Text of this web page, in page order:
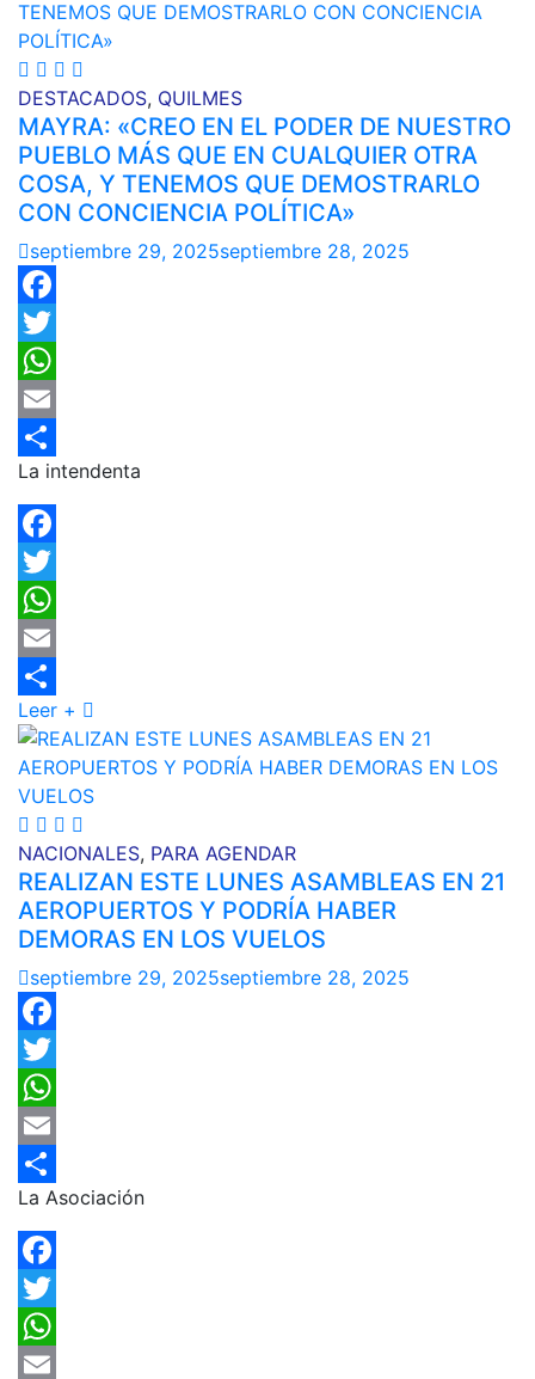
DESTACADOS, QUILMES
MAYRA: «CREO EN EL PODER DE NUESTRO
PUEBLO MÁS QUE EN CUALQUIER OTRA
COSA, Y TENEMOS QUE DEMOSTRARLO
CON CONCIENCIA POLÍTICA»
septiembre 29, 2025septiembre 28, 2025
Facebook
Twitter
WhatsApp
Email
Compartir
La intendenta
Facebook
Twitter
WhatsApp
Email
Compartir
Leer +
NACIONALES, PARA AGENDAR
REALIZAN ESTE LUNES ASAMBLEAS EN 21
AEROPUERTOS Y PODRÍA HABER
DEMORAS EN LOS VUELOS
septiembre 29, 2025septiembre 28, 2025
Facebook
Twitter
WhatsApp
Email
Compartir
La Asociación
Facebook
Twitter
WhatsApp